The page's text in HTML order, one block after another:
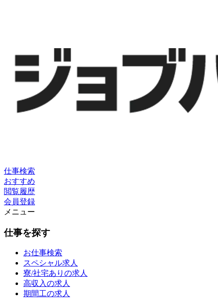
仕事検索
おすすめ
閲覧履歴
会員登録
メニュー
仕事を探す
お仕事検索
スペシャル求人
寮/社宅ありの求人
高収入の求人
期間工の求人